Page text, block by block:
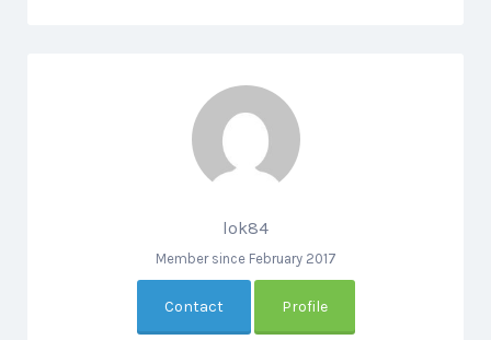
lok84
Member since February 2017
Contact Profile